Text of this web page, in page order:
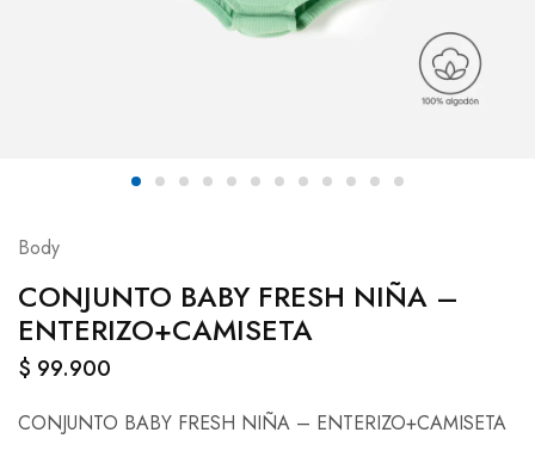
Body
CONJUNTO BABY FRESH NIÑA –
ENTERIZO+CAMISETA
$ 99.900
CONJUNTO BABY FRESH NIÑA – ENTERIZO+CAMISETA